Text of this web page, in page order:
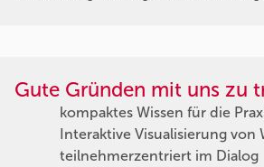
Gute Gründen mit uns zu
kompaktes Wissen für die
Interaktive Visualisierung von
teilnehmerzentriert im Dialog